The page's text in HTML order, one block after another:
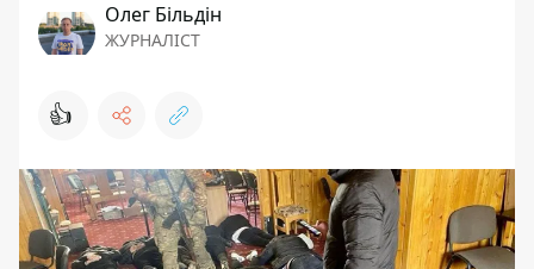
Олег Більдін
ЖУРНАЛІСТ
👍